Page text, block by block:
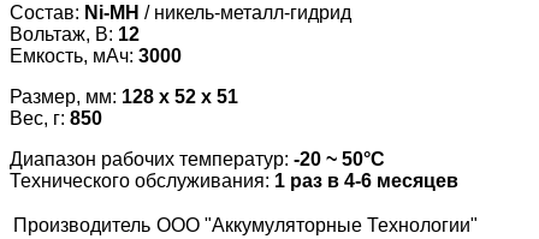
Состав: Ni-MH / никель-металл-гидрид
Вольтаж, В: 12
Емкость, мАч: 3000
Размер, мм: 128 x 52 x 51
Вес, г: 850
Диапазон рабочих температур: -20 ~ 50°С
Технического обслуживания: 1 раз в 4-6 месяцев
Производитель ООО "Аккумуляторные Технологии"